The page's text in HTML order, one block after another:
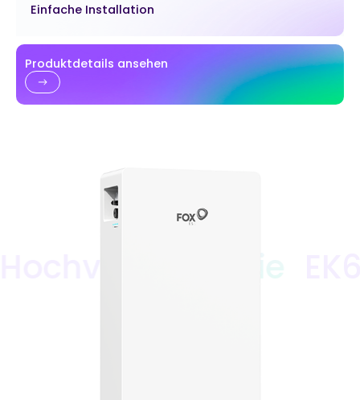
Einfache Installation
Produktdetails ansehen
EK6